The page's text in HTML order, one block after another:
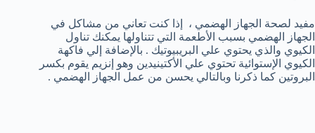
مفيد لصحة الجهاز الهضمي ، إذا كنت تعاني من مشاكل في
الجهاز الهضمي بسبب الأطعمة التي تتناولها يمكنك تناول
الكيوي والذي يحتوي علي البريبيوتيك . بالإضافة إلي فاكهة
الكيوي الإستوائية تحتوي علي الأكتينيدين وهو إنزيم يقوم بكسر
البروتين كما ذكرنا وبالتالي يحسن من عمل الجهاز الهضمي .